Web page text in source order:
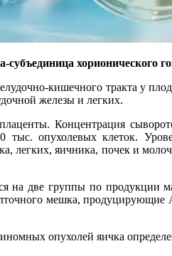
субъединица хорионического
кишечного тракта у
железы и легких.
Концентрация
тыс. опухолевых клеток.
легких, яичника, почек и
на две группы по
мешка,
опухолей яичка